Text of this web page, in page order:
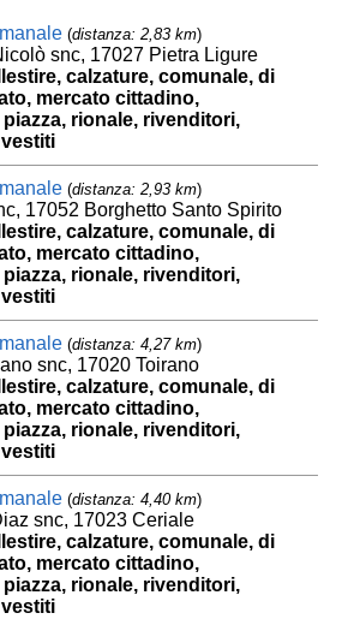
(distanza: 2,83 km)
snc, 17027 Pietra Ligure
calzature, comunale, di
mercato cittadino,
rionale, rivenditori,
(distanza: 2,93 km)
17052 Borghetto Santo Spirito
calzature, comunale, di
mercato cittadino,
rionale, rivenditori,
(distanza: 4,27 km)
snc, 17020 Toirano
calzature, comunale, di
mercato cittadino,
rionale, rivenditori,
(distanza: 4,40 km)
snc, 17023 Ceriale
calzature, comunale, di
mercato cittadino,
rionale, rivenditori,